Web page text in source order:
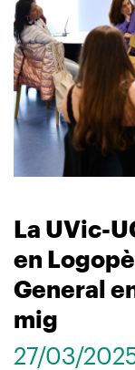
La UVic-
en
General
mig
27/03/